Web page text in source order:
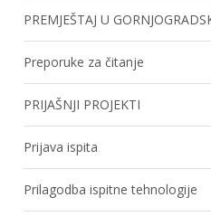
PREMJEŠTAJ U
Preporuke za čitanje
PRIJAŠNJI PROJEKTI
Prijava ispita
Prilagodba ispitne tehnologije